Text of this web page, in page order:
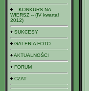
-- KONKURS NA
WIERSZ -- (IV kwartał
2012)
SUKCESY
GALERIA FOTO
AKTUALNOŚCI
FORUM
CZAT